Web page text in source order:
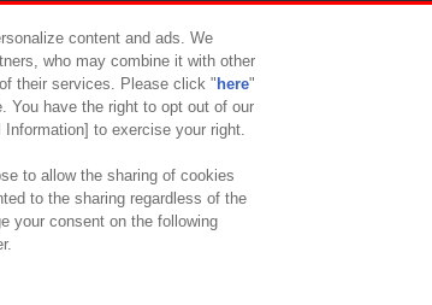
カスタマーハラスメント対応方針
content and ads. We
who may combine it with other
their services. Please click " here"
You have the right to opt out of our
to exercise your right.
to allow the sharing of cookies
to the sharing regardless of the
your consent on the following